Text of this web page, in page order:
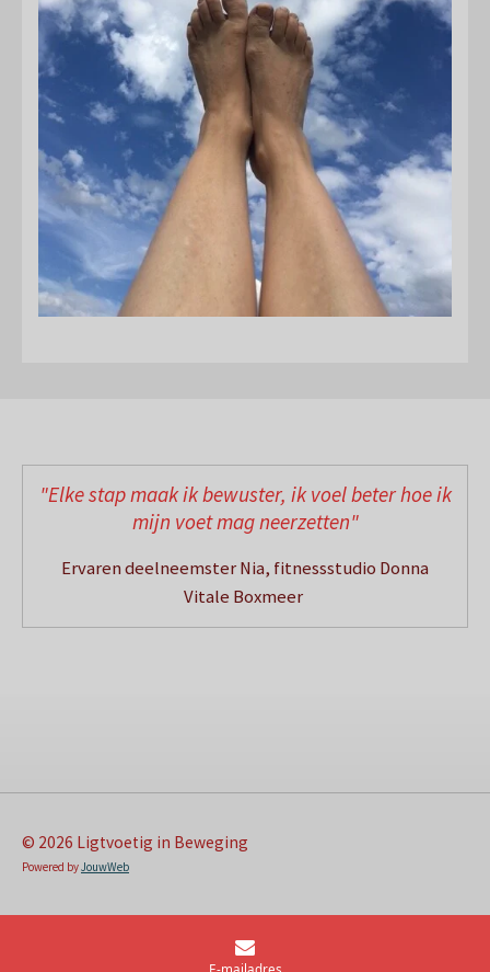
"Elke stap maak ik bewuster, ik voel beter hoe ik
mijn voet mag neerzetten"
Ervaren deelneemster Nia, fitnessstudio Donna
Vitale Boxmeer
© 2026 Ligtvoetig in Beweging
Powered byJouwWeb